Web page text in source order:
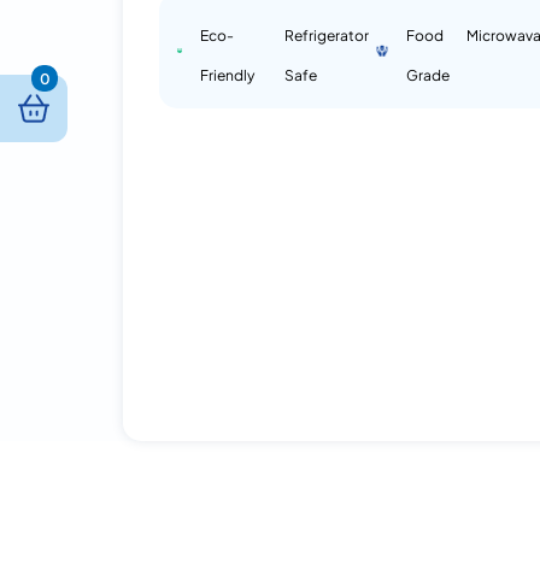
Food
Grade
Refrigerator
Safe
Eco-
Friendly
0